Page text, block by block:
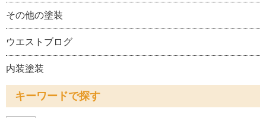
その他の塗装
ウエストブログ
内装塗装
キーワードで探す